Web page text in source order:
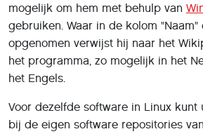
mogelijk om hem met behulp van
gebruiken. Waar in de kolom "Naam"
opgenomen verwijst hij naar het
het programma, zo mogelijk in het
het Engels.
Voor dezelfde software in Linux kunt
bij de eigen software repositories